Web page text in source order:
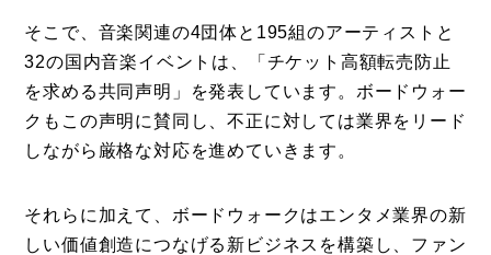
そこで、音楽関連の4団体と195組のアーティストと
32の国内音楽イベントは、「チケット高額転売防止
を求める共同声明」を発表しています。ボードウォー
クもこの声明に賛同し、不正に対しては業界をリード
しながら厳格な対応を進めていきます。
それらに加えて、ボードウォークはエンタメ業界の新
しい価値創造につなげる新ビジネスを構築し、ファン